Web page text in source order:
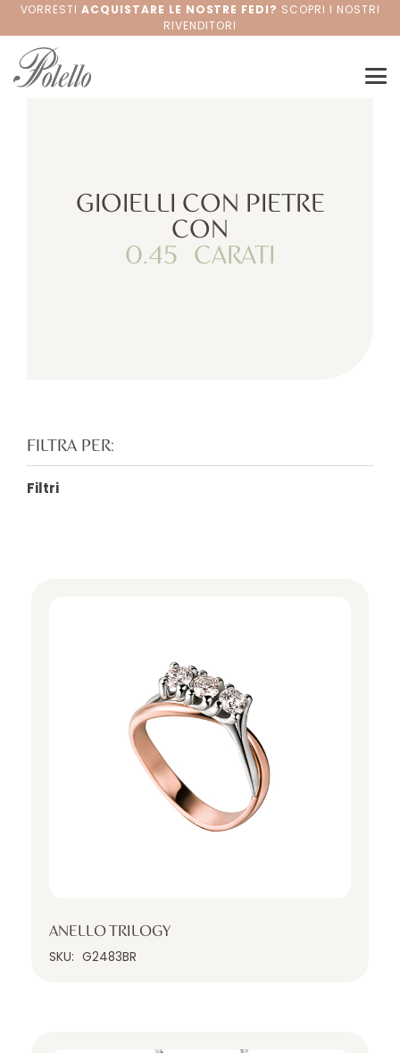
VORRESTIACQUISTARE LE NOSTRE FEDI? SCOPRI I NOSTRI
RIVENDITORI
GIOIELLI CON PIETRE
CON
0.45 CARATI
FILTRA PER:
Filtri
ANELLO TRILOGY
SKU: G2483BR